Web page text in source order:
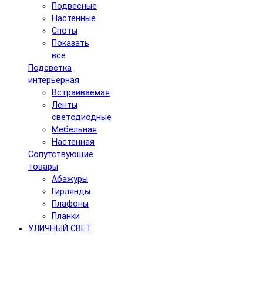
Подвесные
Настенные
Споты
Показать
все
Подсветка
интерьерная
Встраиваемая
Ленты
светодиодные
Мебельная
Настенная
Сопутствующие
товары
Абажуры
Гирлянды
Плафоны
Планки
УЛИЧНЫЙ СВЕТ